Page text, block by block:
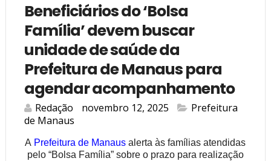
Beneficiários do ‘Bolsa
Família’ devem buscar
unidade de saúde da
Prefeitura de Manaus para
agendar acompanhamento
Redação novembro 12, 2025
Prefeitura
de Manaus
A Prefeitura de Manaus alerta às famílias atendidas
pelo “Bolsa Família” sobre o prazo para realização